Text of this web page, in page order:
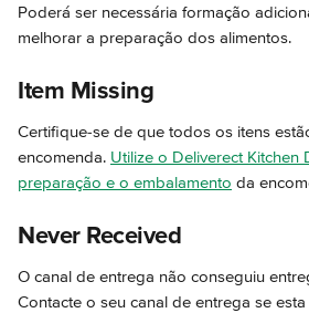
Poderá ser necessária formação
melhorar a preparação dos alimentos.
Item Missing
Certifique-se de que todos os itens
encomenda. Utilize o Deliverect Kitchen
preparação e o embalamento da
Never Received
O canal de entrega não conseguiu
Contacte o seu canal de entrega se